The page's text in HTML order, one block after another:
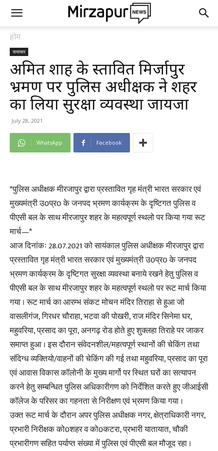
होम
समाचार
अमित शाह के प्रस्तावित मिर्जापुर
भ्रमण पर पुलिस अधीक्षक ने शहर
का लिया सुरक्षा व्यवस्था जायजा
July 28, 2021
WhatsApp Facebook
*पुलिस अधीक्षक मीरजापुर द्वारा प्रस्तावित गृह मंत्री भारत सरकार एवं
मुख्यमंत्री उ0प्र0 के जनपद भ्रमण कार्यक्रम के दृष्टिगत पुलिस व
पीएसी बल के साथ मीरजापुर शहर के महत्वपूर्ण स्थलो पर किया गया रूट
मार्च—*
आज दिनांकः 28.07.2021 को सायंकाल पुलिस अधीक्षक मीरजापुर द्वारा
प्रस्तावित गृह मंत्री भारत सरकार एवं मुख्यमंत्री उ0प्र0 के जनपद
भ्रमण कार्यक्रम के दृष्टिगत सुरक्षा व्यवस्था बनाये रखने हेतु पुलिस व
पीएसी बल के साथ मीरजापुर शहर के महत्वपूर्ण स्थलो पर रूट मार्च किया
गया । रूट मार्च का आरम्भ संकट मोचन मंदिर तिराहा से हुआ जो
वासलीगंज, गिरधर चौराहा, भटवा की पोखरी, राज मंदिर सिनेमा घर,
महुवरिया, प्रसाद का पूरा, अनगढ़ रोड होते हुए शुक्लहा तिराहे पर जाकर
समाप्त हुआ । इस दौरान संवेदनशील/महत्वपूर्ण स्थानों की चेकिंग तथा
संदिग्ध व्यक्तियो/वाहनों की चेकिंग की गई तथा महुवरिया, प्रसाद का पूरा
एवं आवास विकास कॉलोनी के मुख्य मार्गो पर स्थित घरों का सत्यापन
करने हेतु सम्बन्धित पुलिस अधिकारीगण को निर्देशित करते हुए जीआईसी
कॉलेज के परिसर का गहनता से निरीक्षण एवं भ्रमण किया गया ।
उक्त रूट मार्च के दौरान अपर पुलिस अधीक्षक नगर, क्षेत्राधिकारी नगर,
प्रभारी निरीक्षक को0शहर व को0कटरा, प्रभारी यातायात, चौकी
प्रभारीगण सहित पर्याप्त संख्या में पुलिस एवं पीएसी बल मौजूद रहा ।